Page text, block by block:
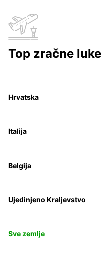
Top zračne luke
Hrvatska
Italija
Belgija
Ujedinjeno Kraljevstvo
Sve zemlje